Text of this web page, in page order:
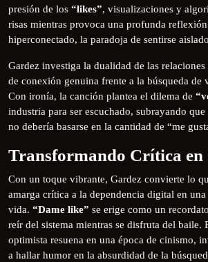
presión de los “likes”, visualizaciones y
risas mientras provoca una profunda
hiperconectado, la paradoja de sentirse
Gardez investiga la dualidad de las
de conexión genuina frente a la búsqueda de
Con ironía, la canción plantea el dilema de
industria para ser escuchado, subrayando
no debería basarse en la cantidad de “me
Transformando Crítica en
Con un toque vibrante, Gardez convierte lo
amarga crítica a la dependencia digital en
vida. “Dame like” se erige como un
reír del sistema mientras se disfruta del baile.
optimista resuena en una época de cinismo,
a hallar humor en la absurdidad de la